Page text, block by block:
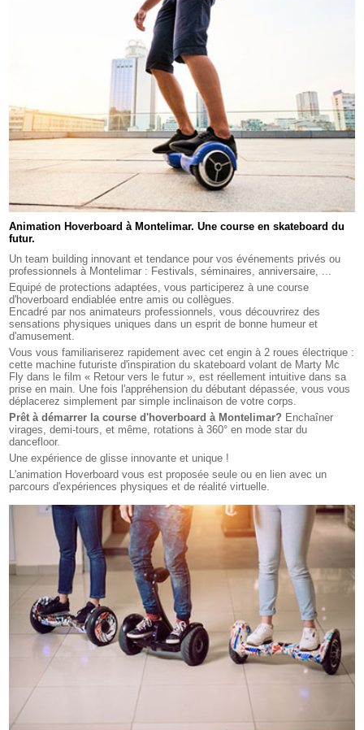
Animation Hoverboard à Montelimar. Une course en skateboard du
futur.
Un team building innovant et tendance pour vos événements privés ou
professionnels à Montelimar : Festivals, séminaires, anniversaire, ...
Equipé de protections adaptées, vous participerez à une course
d'hoverboard endiablée entre amis ou collègues.
Encadré par nos animateurs professionnels, vous découvrirez des
sensations physiques uniques dans un esprit de bonne humeur et
d'amusement.
Vous vous familiariserez rapidement avec cet engin à 2 roues électrique :
cette machine futuriste d'inspiration du skateboard volant de Marty Mc
Fly dans le film « Retour vers le futur », est réellement intuitive dans sa
prise en main. Une fois l'appréhension du débutant dépassée, vous vous
déplacerez simplement par simple inclinaison de votre corps.
Prêt à démarrer la course d'hoverboard à Montelimar? Enchaîner
virages, demi-tours, et même, rotations à 360° en mode star du
dancefloor.
Une expérience de glisse innovante et unique !
L'animation Hoverboard vous est proposée seule ou en lien avec un
parcours d'expériences physiques et de réalité virtuelle.